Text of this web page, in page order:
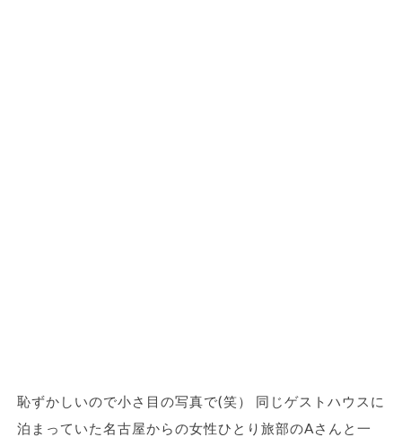
恥ずかしいので小さ目の写真で(笑） 同じゲストハウスに
泊まっていた名古屋からの女性ひとり旅部のAさんと一